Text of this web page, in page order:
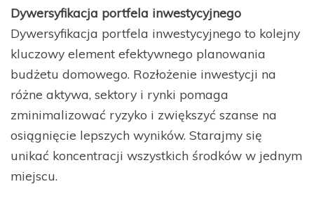
Dywersyfikacja portfela inwestycyjnego
Dywersyfikacja portfela inwestycyjnego to kolejny
kluczowy element efektywnego planowania
budżetu domowego. Rozłożenie inwestycji na
różne aktywa, sektory i rynki pomaga
zminimalizować ryzyko i zwiększyć szanse na
osiągnięcie lepszych wyników. Starajmy się
unikać koncentracji wszystkich środków w jednym
miejscu.